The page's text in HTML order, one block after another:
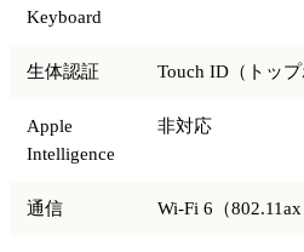
Keyboard
生体認証 Touch ID（トップ
Apple
Intelligence
非対応
通信 Wi-Fi 6（